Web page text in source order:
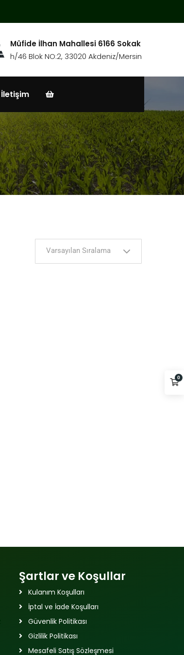
Müfide İlhan Mahallesi 6166 Sokak
h/46 Blok NO:2, 33020 Akdeniz/Mersin
İletişim
Varsayılan Sıralama
Şartlar ve Koşullar
Kulanım Koşulları
İptal ve İade Koşulları
Güvenlik Politikası
Gizlilik Politikası
Mesafeli Satış Sözleşmesi
0